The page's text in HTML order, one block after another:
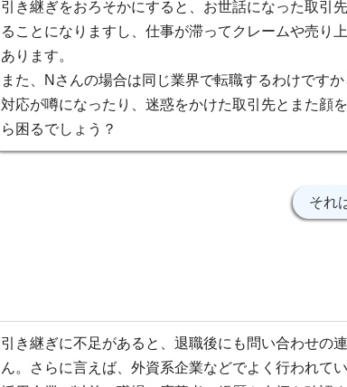
引き継ぎをおろそかにすると、お世話になった取引
ることになりますし、仕事が滞ってクレームや売り
あります。
また、Nさんの場合は同じ業界で転職するわけです
対応が噂になったり、迷惑をかけた取引先とまた顔
ら困るでしょう？
それ
引き継ぎに不足があると、退職後にも問い合わせの
ん。さらに言えば、外資系企業などでよく行われて